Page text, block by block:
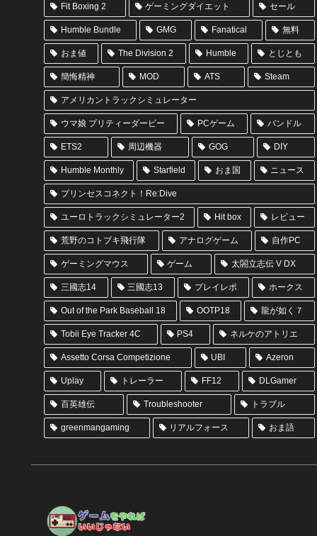
Fit Boxing 2 ゲーミングダイエット セール
Humble Bundle GMG Fanatical 無料
おま値 The Division 2 Humble とじとも
簡悔精神 MOD ATS Steam
アメリカントラックシミュレーター
ウマ娘 プリティーダービー PCゲーム バンドル
ETS2 周辺機器 GOG DIY
Humble Monthly Starfield おま国 ニュース
プリンセスコネクト！Re:Dive
ユーロトラックシミュレーター2 Hit box レビュー
荒野のコトブキ飛行隊 アナログゲーム 自作PC
ゲーミングマウス ゲーム 太閤立志伝 V DX
三國志14 三國志13 プレイレポ ホークス
Out of the Park Baseball 18 OOTP18 龍が如く７
Tobii Eye Tracker 4C PS4 ネルケのアトリエ
Assetto Corsa Competizione UBI Azeron
Uplay トレーラー FF12 DLGamer
百英雄伝 Troubleshooter トラブル
greenmangaming リアルフォース おま語